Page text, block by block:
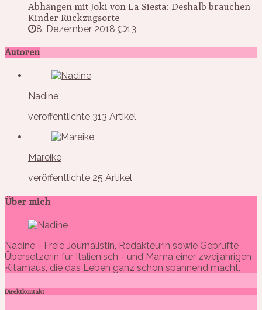
Abhängen mit Joki von La Siesta: Deshalb brauchen
Kinder Rückzugsorte
8. Dezember 2018
13
Autoren
Nadine
veröffentlichte 313 Artikel
Mareike
veröffentlichte 25 Artikel
Über mich
Nadine - Freie Journalistin, Redakteurin sowie Geprüfte
Übersetzerin für Italienisch - und Mama einer zweijährigen
Kitamaus, die das Leben ganz schön spannend macht.
Direktkontakt